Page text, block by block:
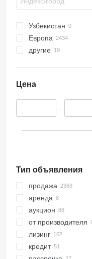
Узбекистан
Европа
Нидерланды
Бельгия
Венгрия
другие
Цена
–
Тип объявления
продажа
аренда
аукцион
от производителя
лизинг
кредит